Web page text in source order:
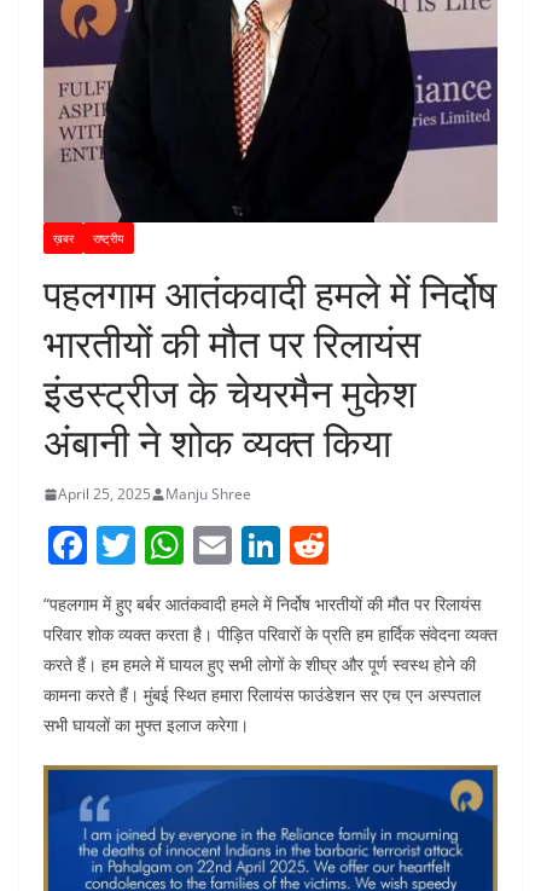
ख़बर राष्ट्रीय
पहलगाम आतंकवादी हमले में निर्दोष
भारतीयों की मौत पर रिलायंस
इंडस्ट्रीज के चेयरमैन मुकेश
अंबानी ने शोक व्यक्त किया
April 25, 2025 Manju Shree
F
a
c
e
b
o
o
k
T
w
itt
er
W
h
at
s
A
p
p
E
m
ai
l
Li
n
k
e
dI
e
d
di
t
“पहलगाम में हुए बर्बर आतंकवादी हमले में निर्दोष भारतीयों की मौत पर रिलायंस
परिवार शोक व्यक्त करता है। पीड़ित परिवारों के प्रति हम हार्दिक संवेदना व्यक्त
करते हैं। हम हमले में घायल हुए सभी लोगों के शीघ्र और पूर्ण स्वस्थ होने की
कामना करते हैं। मुंबई स्थित हमारा रिलायंस फाउंडेशन सर एच एन अस्पताल
सभी घायलों का मुफ्त इलाज करेगा।